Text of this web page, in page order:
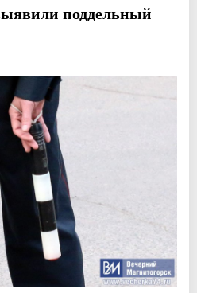
поддельный